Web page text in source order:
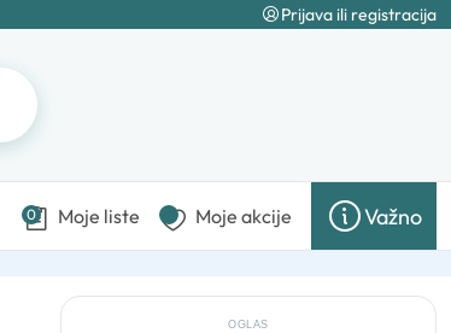
Prijava ili registracija
0 Moje liste Moje akcije Važno
OGLAS